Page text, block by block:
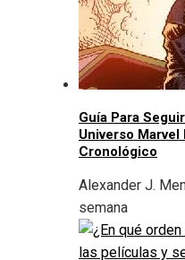
Guía Para
Universo Marvel
Cronológico
Alexander J.
semana